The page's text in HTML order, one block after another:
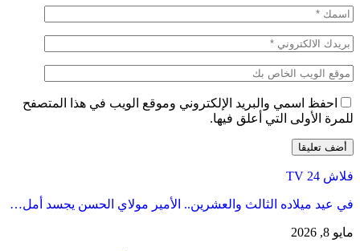
احفظ اسمي والبريد الإلكتروني وموقع الويب في هذا المتصفح
للمرة الأولى التي أعلق فيها.
فلاش 24 TV
في عيد ميلاده الثالث والعشرين.. الأمير مولاي الحسن يجسد أمل…
مايو 8, 2026